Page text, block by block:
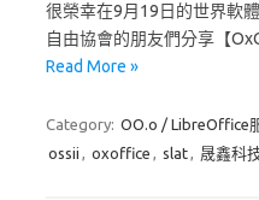
e
b
o
k
t
o
很榮幸在9月19日的世界軟
自由協會的朋友們分享【
Read More »
Category: OO.o / LibreOffice
ossii , oxoffice , slat, 晟鑫科